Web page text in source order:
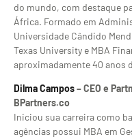
do mundo, com destaque
África. Formado em
Universidade Cândido
Texas University e MBA
aproximadamente 40 anos
Dilma Campos– CEO e
BPartners.co
Iniciou sua carreira como
agências possui MBA em